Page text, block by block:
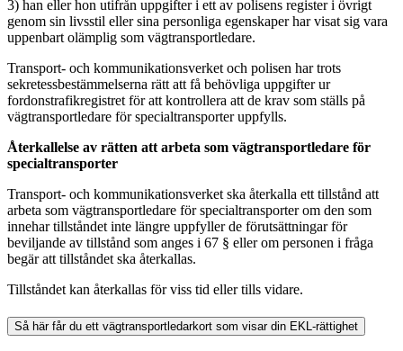
3) han eller hon utifrån uppgifter i ett av polisens register i övrigt
genom sin livsstil eller sina personliga egenskaper har visat sig vara
uppenbart olämplig som vägtransportledare.
Transport- och kommunikationsverket och polisen har trots
sekretessbestämmelserna rätt att få behövliga uppgifter ur
fordonstrafikregistret för att kontrollera att de krav som ställs på
vägtransportledare för specialtransporter uppfylls.
Återkallelse av rätten att arbeta som vägtransportledare för
specialtransporter
Transport- och kommunikationsverket ska återkalla ett tillstånd att
arbeta som vägtransportledare för specialtransporter om den som
innehar tillståndet inte längre uppfyller de förutsättningar för
beviljande av tillstånd som anges i 67 § eller om personen i fråga
begär att tillståndet ska återkallas.
Tillståndet kan återkallas för viss tid eller tills vidare.
Så här får du ett vägtransportledarkort som visar din EKL-rättighet